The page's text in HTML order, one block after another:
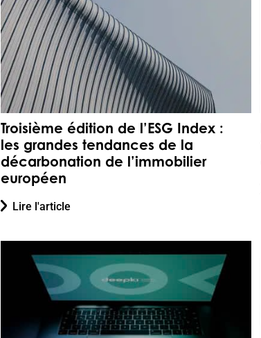
Troisième édition de l’ESG Index :
les grandes tendances de la
décarbonation de l’immobilier
européen
Lire l'article